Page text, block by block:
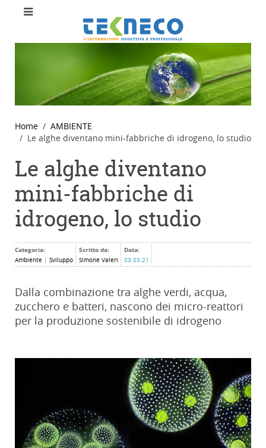
Home
AMBIENTE
Le alghe diventano mini-fabbriche di idrogeno, lo studio
Le alghe diventano
mini-fabbriche di
idrogeno, lo studio
Categoria:
Ambiente Sviluppo
Scritto da:
Simone Valeri
Data:
03.03.21
Dalla combinazione tra alghe verdi, acqua,
zucchero e batteri, nascono dei micro-reattori
per la produzione sostenibile di idrogeno